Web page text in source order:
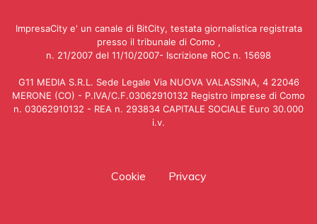
ImpresaCity e' un canale di BitCity, testata giornalistica registrata
presso il tribunale di Como ,
n. 21/2007 del 11/10/2007- Iscrizione ROC n. 15698
G11 MEDIA S.R.L. Sede Legale Via NUOVA VALASSINA, 4 22046
MERONE (CO) - P.IVA/C.F.03062910132 Registro imprese di Como
n. 03062910132 - REA n. 293834 CAPITALE SOCIALE Euro 30.000
i.v.
Cookie Privacy